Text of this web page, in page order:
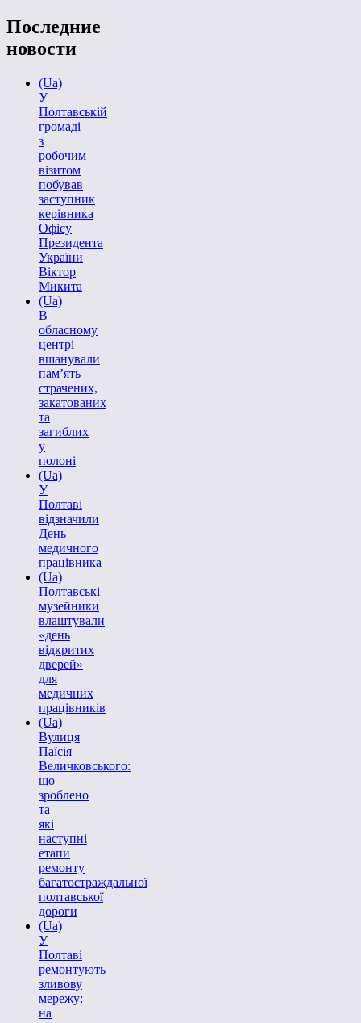
Последние
новости
(Ua)
У
Полтавській
громаді
з
робочим
візитом
побував
заступник
керівника
Офісу
Президента
України
Віктор
Микита
(Ua)
В
обласному
центрі
вшанували
пам’ять
страчених,
закатованих
та
загиблих
у
полоні
(Ua)
У
Полтаві
відзначили
День
медичного
працівника
(Ua)
Полтавські
музейники
влаштували
«день
відкритих
дверей»
для
медичних
працівників
(Ua)
Вулиця
Паїсія
Величковського:
що
зроблено
та
які
наступні
етапи
ремонту
багатостраждальної
полтавської
дороги
(Ua)
У
Полтаві
ремонтують
зливову
мережу:
на